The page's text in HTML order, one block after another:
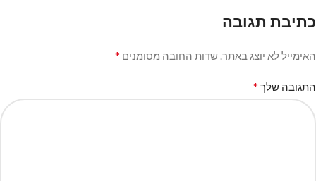
כתיבת תגובה
האימייל לא יוצג באתר. שדות החובה מסומנים *
התגובה שלך *